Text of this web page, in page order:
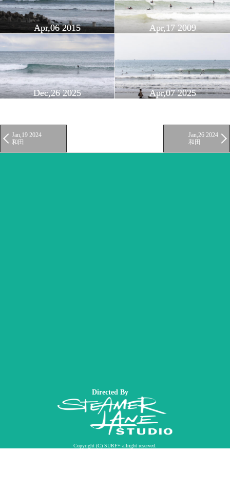
Apr,06 2015 Apr,17 2009
Dec,26 2025 Apr,07 2025
Jan,19 2024
和田
Jan,26 2024
和田
Directed By
Copyright (C) SURF+ allright reserved.